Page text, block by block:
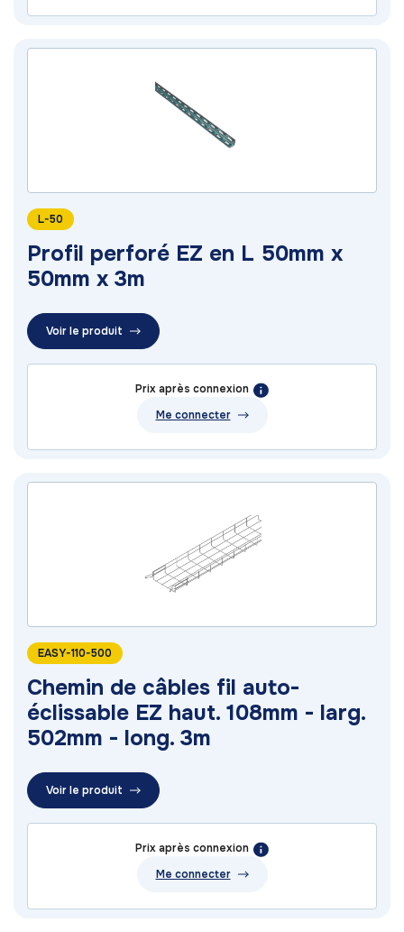
L-50
Profil perforé EZ en L 50mm x
50mm x 3m
Voir le produit
Prix après connexion
Me connecter
EASY-110-500
Chemin de câbles fil auto-
éclissable EZ haut. 108mm - larg.
502mm - long. 3m
Voir le produit
Prix après connexion
Me connecter